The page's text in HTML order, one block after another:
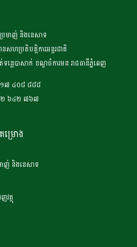
ប្រមាញ់ និងនេសាទ
សហប្រតិបត្តិការអន្តរជាតិ
ទន្លេបាសាក់ ខណ្ឌចំការមន រាជធានីភ្នំពេញ
៧ ៤០៨ ៨៨៨
៦៤២ ៧៦៧
គម្រោង
ាញ់ និងនេសាទ
វត្ថុ